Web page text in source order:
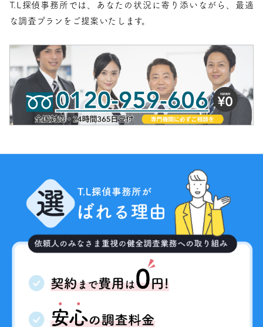
T.L探偵事務所では、あなたの状況に寄り添いながら、最適
な調査プランをご提案いたします。